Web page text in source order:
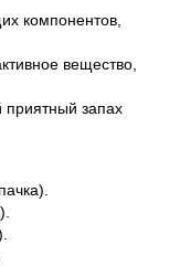
компонентов,
вещество,
запах